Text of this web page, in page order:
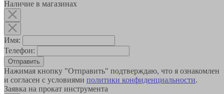
Наличие в магазинах
Имя:
Телефон:
Отправить
Нажимая кнопку "Отправить" подтверждаю, что я ознакомлен
и согласен с условиями политики конфиденциальности.
Заявка на прокат инструмента